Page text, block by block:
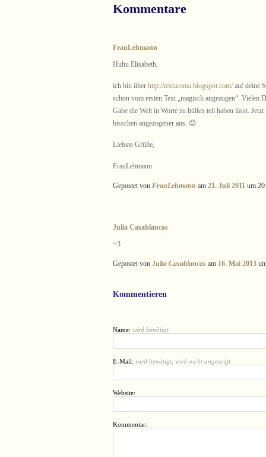
Kommentare
FrauLehmann
Huhu Elisabeth,
ich bin über http://textaroma.blogspot.com/auf deine
schon vom ersten Text „magisch angezogen“. Vielen
Gabe die Welt in Worte zu hüllen teil haben lässt.
bisschen angezogener aus. 😉
Liebste Grüße,
FrauLehmann
Gepostet von FrauLehmann am 21. Juli 2011 um
Julia Casablancas
<3
Gepostet von Julia Casablancas am 16. Mai 2013
Kommentieren
Name: wird benötigt
E-Mail: wird benötigt, wird nicht angezeigt
Website:
Kommentar: